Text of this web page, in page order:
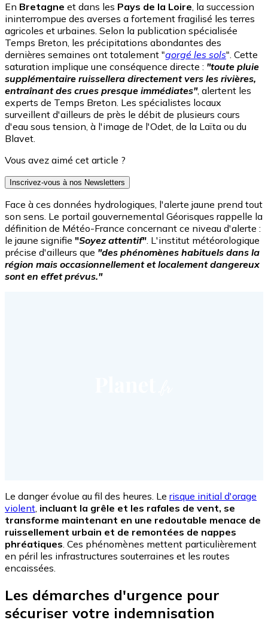
En Bretagne et dans les Pays de la Loire, la succession
ininterrompue des averses a fortement fragilisé les terres
agricoles et urbaines. Selon la publication spécialisée
Temps Breton, les précipitations abondantes des
dernières semaines ont totalement "gorgé les sols". Cette
saturation implique une conséquence directe : "toute pluie
supplémentaire ruissellera directement vers les rivières,
entraînant des crues presque immédiates", alertent les
experts de Temps Breton. Les spécialistes locaux
surveillent d'ailleurs de près le débit de plusieurs cours
d'eau sous tension, à l'image de l'Odet, de la Laïta ou du
Blavet.
Vous avez aimé cet article ?
Inscrivez-vous à nos Newsletters
Face à ces données hydrologiques, l'alerte jaune prend tout
son sens. Le portail gouvernemental Géorisques rappelle la
définition de Météo-France concernant ce niveau d'alerte :
le jaune signifie "Soyez attentif". L'institut météorologique
précise d'ailleurs que "des phénomènes habituels dans la
région mais occasionnellement et localement dangereux
sont en effet prévus."
Le danger évolue au fil des heures. Le risque initial d'orage
violent, incluant la grêle et les rafales de vent, se
transforme maintenant en une redoutable menace de
ruissellement urbain et de remontées de nappes
phréatiques. Ces phénomènes mettent particulièrement
en péril les infrastructures souterraines et les routes
encaissées.
Les démarches d'urgence pour
sécuriser votre indemnisation